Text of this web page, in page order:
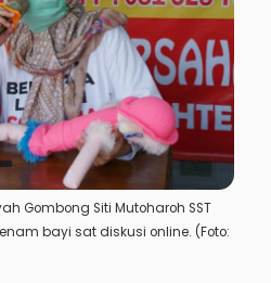
Gombong Siti Mutoharoh SST
bayi sat diskusi online. (Foto: